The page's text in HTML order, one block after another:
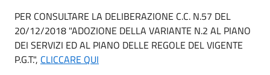
PER CONSULTARE LA DELIBERAZIONE C.C. N.57 DEL
20/12/2018 "ADOZIONE DELLA VARIANTE N.2 AL PIANO
DEI SERVIZI ED AL PIANO DELLE REGOLE DEL VIGENTE
P.G.T.", CLICCARE QUI